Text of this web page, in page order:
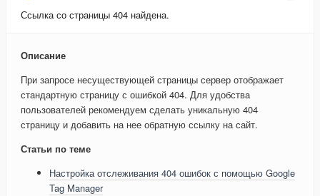
Ссылка со страницы 404 найдена.
Описание
При запросе несуществующей страницы сервер отображает
стандартную страницу с ошибкой 404. Для удобства
пользователей рекомендуем сделать уникальную 404
страницу и добавить на нее обратную ссылку на сайт.
Статьи по теме
Настройка отслеживания 404 ошибок с помощью Google
Tag Manager